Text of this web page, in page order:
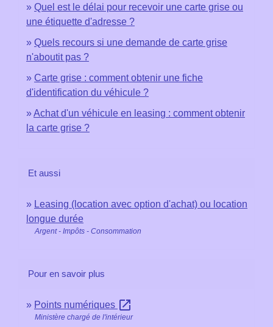
Quel est le délai pour recevoir une carte grise ou
une étiquette d'adresse ?
Quels recours si une demande de carte grise
n'aboutit pas ?
Carte grise : comment obtenir une fiche
d'identification du véhicule ?
Achat d'un véhicule en leasing : comment obtenir
la carte grise ?
Et aussi
Leasing (location avec option d'achat) ou location
longue durée
Argent - Impôts - Consommation
Pour en savoir plus
Points numériques open_in_new
Ministère chargé de l'intérieur